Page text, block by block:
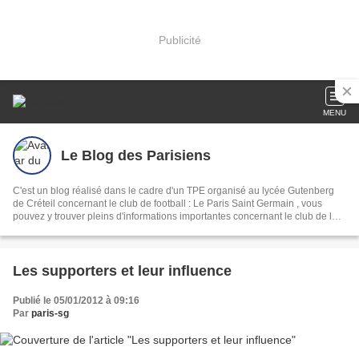
Publicité
MENU
Le Blog des Parisiens
C'est un blog réalisé dans le cadre d'un TPE organisé au lycée Gutenberg
de Créteil concernant le club de football : Le Paris Saint Germain , vous
pouvez y trouver pleins d'informations importantes concernant le club de la
Les supporters et leur influence
Publié le 05/01/2012 à 09:16
Par paris-sg